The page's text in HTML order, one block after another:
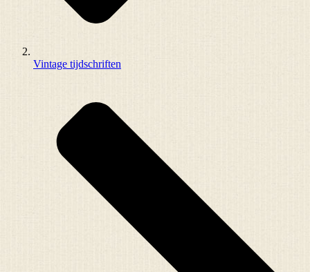
Vintage tijdschriften